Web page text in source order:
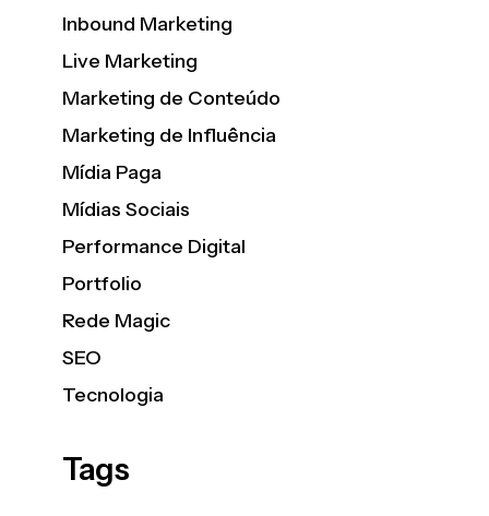
Inbound Marketing
Live Marketing
Marketing de Conteúdo
Marketing de Influência
Mídia Paga
Mídias Sociais
Performance Digital
Portfolio
Rede Magic
SEO
Tecnologia
Tags